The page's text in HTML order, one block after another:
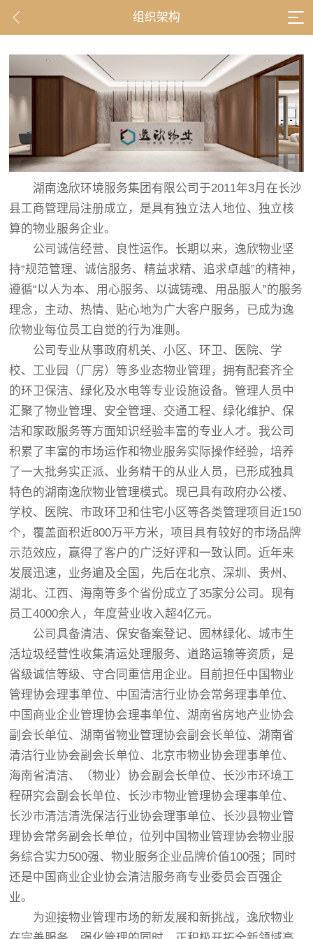
组织架构
湖南逸欣环境服务集团有限公司于2011年3月在长沙
县工商管理局注册成立，是具有独立法人地位、独立核
算的物业服务企业。
公司诚信经营、良性运作。长期以来，逸欣物业坚
持“规范管理、诚信服务、精益求精、追求卓越”的精神，
遵循“以人为本、用心服务、以诚铸魂、用品服人”的服务
理念，主动、热情、贴心地为广大客户服务，已成为逸
欣物业每位员工自觉的行为准则。
公司专业从事政府机关、小区、环卫、医院、学
校、工业园（厂房）等多业态物业管理，拥有配套齐全
的环卫保洁、绿化及水电等专业设施设备。管理人员中
汇聚了物业管理、安全管理、交通工程、绿化维护、保
洁和家政服务等方面知识经验丰富的专业人才。我公司
积累了丰富的市场运作和物业服务实际操作经验，培养
了一大批务实正派、业务精干的从业人员，已形成独具
特色的湖南逸欣物业管理模式。现已具有政府办公楼、
学校、医院、市政环卫和住宅小区等各类管理项目近150
个，覆盖面积近800万平方米，项目具有较好的市场品牌
示范效应，赢得了客户的广泛好评和一致认同。近年来
发展迅速，业务遍及全国，先后在北京、深圳、贵州、
湖北、江西、海南等多个省份成立了35家分公司。现有
员工4000余人，年度营业收入超4亿元。
公司具备清洁、保安备案登记、园林绿化、城市生
活垃圾经营性收集清运处理服务、道路运输等资质，是
省级诚信等级、守合同重信用企业。目前担任中国物业
管理协会理事单位、中国清洁行业协会常务理事单位、
中国商业企业管理协会理事单位、湖南省房地产业协会
副会长单位、湖南省物业管理协会副会长单位、湖南省
清洁行业协会副会长单位、北京市物业协会理事单位、
海南省清洁、（物业）协会副会长单位、长沙市环境工
程研究会副会长单位、长沙市物业管理协会理事单位、
长沙市清洁清洗保洁行业协会理事单位、长沙县物业管
理协会常务副会长单位，位列中国物业管理协会物业服
务综合实力500强、物业服务企业品牌价值100强；同时
还是中国商业企业协会清洁服务商专业委员会百强企
业。
为迎接物业管理市场的新发展和新挑战，逸欣物业